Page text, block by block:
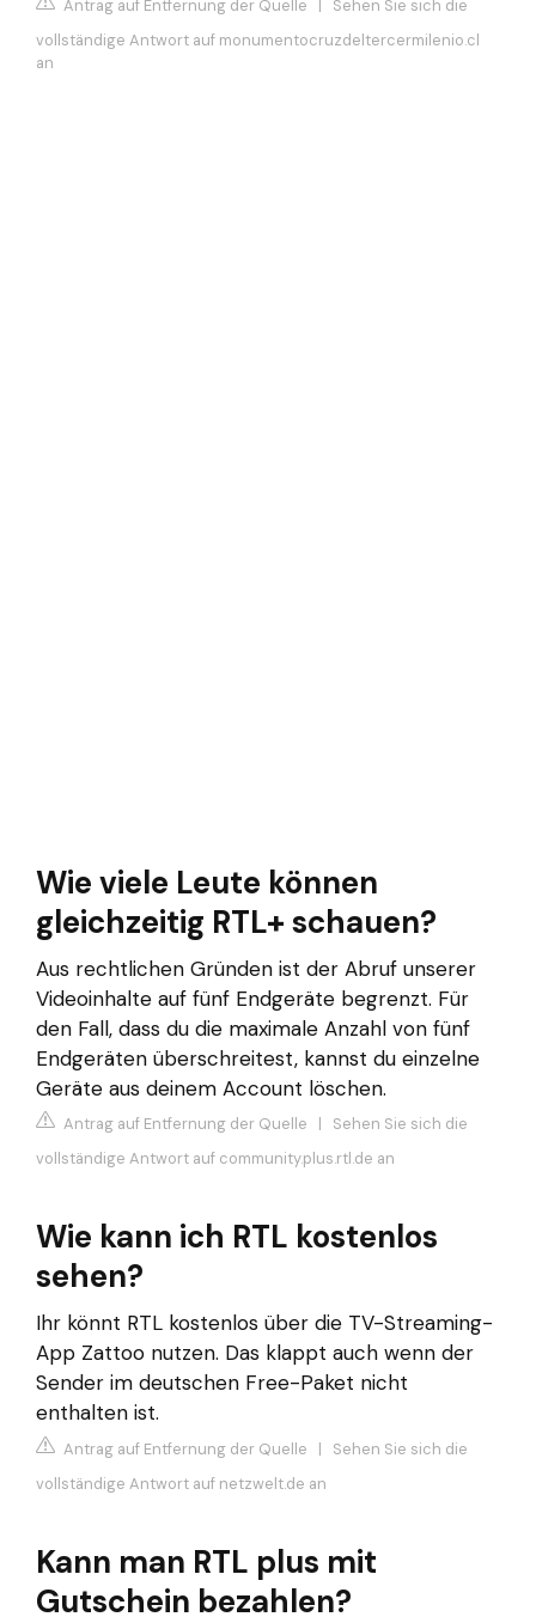
Antrag auf Entfernung der Quelle
Sehen Sie sich die
vollständige Antwort auf monumentocruzdeltercermilenio.cl
an
Wie viele Leute können
gleichzeitig RTL+ schauen?
Aus rechtlichen Gründen ist der Abruf unserer
Videoinhalte auf fünf Endgeräte begrenzt. Für
den Fall, dass du die maximale Anzahl von fünf
Endgeräten überschreitest, kannst du einzelne
Geräte aus deinem Account löschen.
Antrag auf Entfernung der Quelle | Sehen Sie sich die
vollständige Antwort auf community.plus.rtl.de an
Wie kann ich RTL kostenlos
sehen?
Ihr könnt RTL kostenlos über die TV-Streaming-
App Zattoo nutzen. Das klappt auch wenn der
Sender im deutschen Free-Paket nicht
enthalten ist.
Antrag auf Entfernung der Quelle | Sehen Sie sich die
vollständige Antwort auf netzwelt.de an
Kann man RTL plus mit
Gutschein bezahlen?